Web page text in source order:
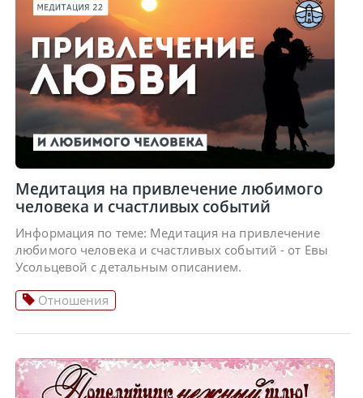
Медитация на привлечение любимого
человека и счастливых событий
Информация по теме: Медитация на привлечение
любимого человека и счастливых событий - от Евы
Усольцевой с детальным описанием.
Отношения